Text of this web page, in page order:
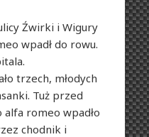
Źwirki i Wigury
wpadł do rowu.
trzech, młodych
Tuż przed
romeo wpadło
chodnik i